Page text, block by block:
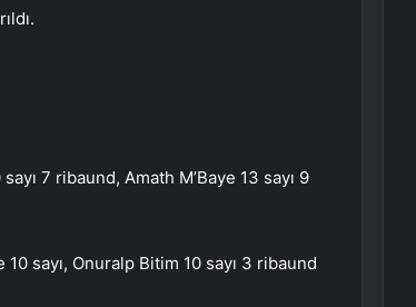
7 ribaund, Amath M’Baye 13 sayı 9
sayı, Onuralp Bitim 10 sayı 3 ribaund